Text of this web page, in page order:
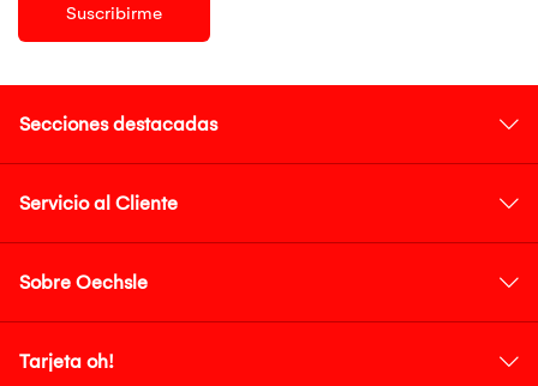
Suscribirme
Secciones destacadas
Servicio al Cliente
Sobre Oechsle
Tarjeta oh!